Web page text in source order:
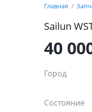
Главная
Sailun
40
Город
Состояние